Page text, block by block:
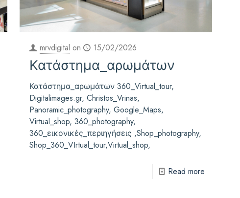
mrvdigital on 15/02/2026
Κατάστημα_αρωμάτων
Κατάστημα_αρωμάτων 360_Virtual_tour,
Digitalimages.gr, Christos_Vrinas,
Panoramic_photography, Google_Maps,
Virtual_shop, 360_photography,
360_εικονικές_περιηγήσεις ,Shop_photography,
Shop_360_VIrtual_tour,Virtual_shop,
Read more